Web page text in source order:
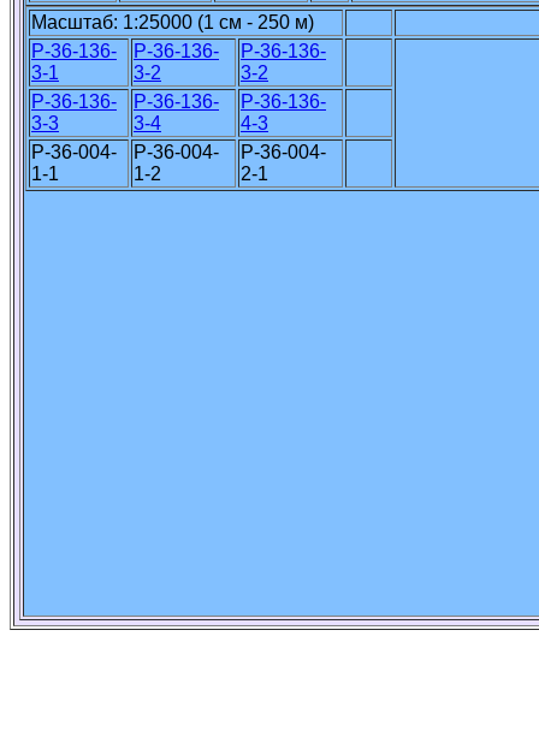
Масштаб: 1:25000 (1 см - 250 м)
P-36-136-
3-1
P-36-136-
3-2
P-36-136-
3-2
P-36-136-
3-3
P-36-136-
3-4
P-36-136-
4-3
P-36-004-
1-1
P-36-004-
1-2
P-36-004-
2-1